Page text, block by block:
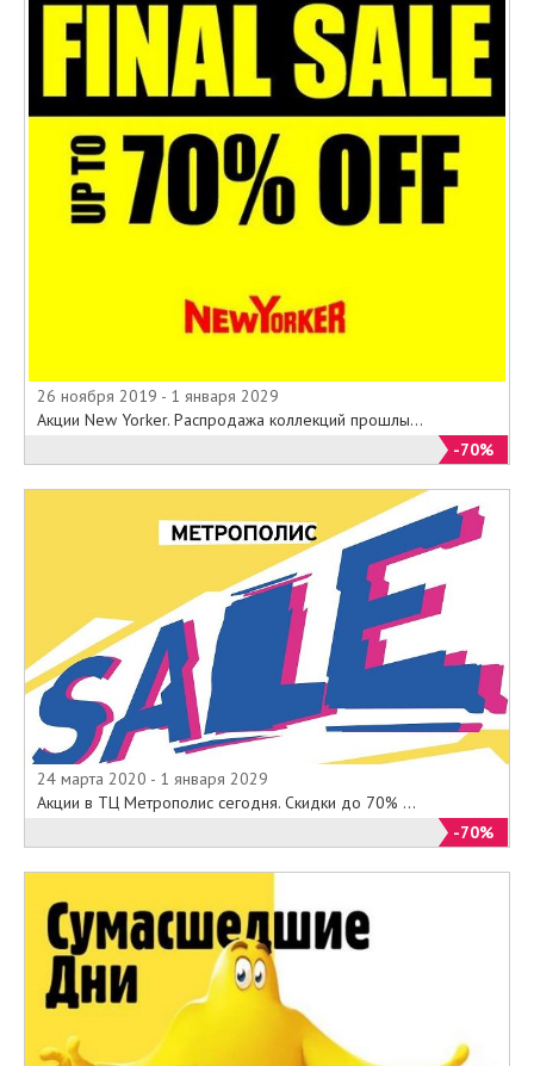
26 ноября 2019 - 1 января 2029
Акции New Yorker. Распродажа коллекций прошлы...
-70%
24 марта 2020 - 1 января 2029
Акции в ТЦ Метрополис сегодня. Скидки до 70% ...
-70%